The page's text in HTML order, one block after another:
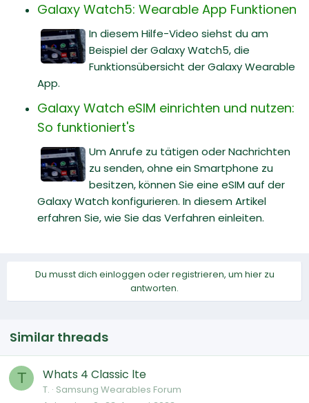
Galaxy Watch5: Wearable App Funktionen
In diesem Hilfe-Video siehst du am
Beispiel der Galaxy Watch5, die
Funktionsübersicht der Galaxy Wearable
App.
Galaxy Watch eSIM einrichten und nutzen:
So funktioniert's
Um Anrufe zu tätigen oder Nachrichten
zu senden, ohne ein Smartphone zu
besitzen, können Sie eine eSIM auf der
Galaxy Watch konfigurieren. In diesem Artikel
erfahren Sie, wie Sie das Verfahren einleiten.
Du musst dich einloggen oder registrieren, um hier zu
antworten.
Similar threads
T Whats 4 Classic lte
T. Samsung Wearables Forum